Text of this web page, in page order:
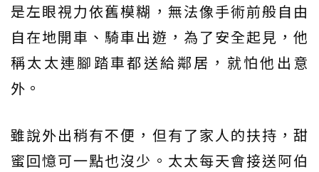
是左眼視力依舊模糊，無法像手術前般自由
自在地開車、騎車出遊，為了安全起見，他
稱太太連腳踏車都送給鄰居，就怕他出意
外。
雖說外出稍有不便，但有了家人的扶持，甜
蜜回憶可一點也沒少。太太每天會接送阿伯